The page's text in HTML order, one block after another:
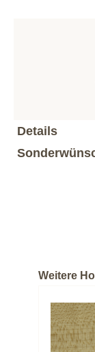
Details
Weitere